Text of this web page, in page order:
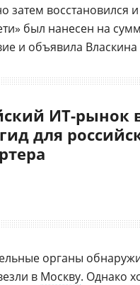
затем восстановился
был нанесен на
и объявила
ИТ-рынок
для
органы
в Москву. Однако